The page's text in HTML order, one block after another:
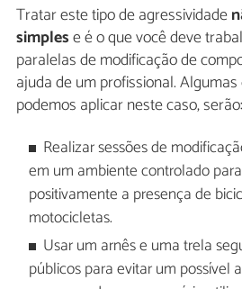
Tratar este tipo de agressividade
simplese é o que você deve
paralelas de modificação de
ajuda de um profissional.
podemos aplicar neste caso, serão:
Realizar sessões de
em um ambiente controlado
positivamente a presença de
motocicletas.
Usar um arnês e uma trela
públicos para evitar um possível